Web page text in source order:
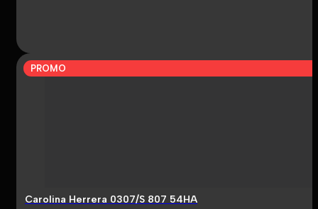
PROMO
Carolina Herrera 0307/S 807 54HA